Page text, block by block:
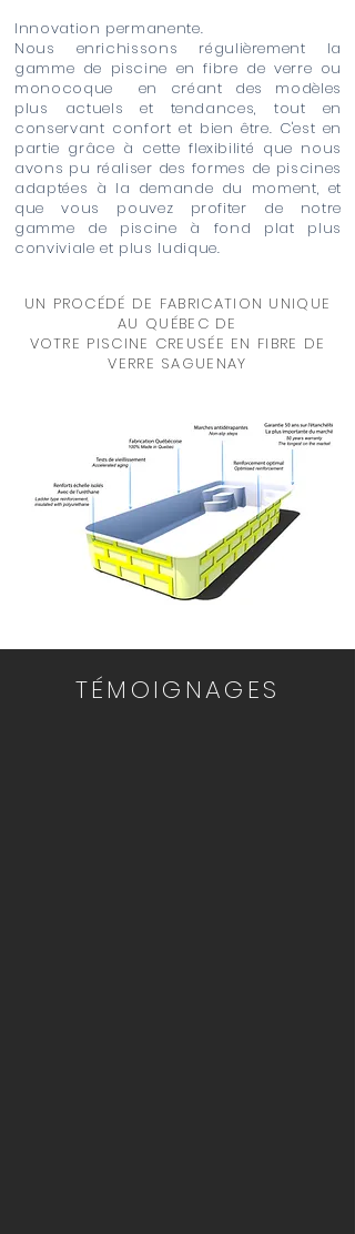
Innovation permanente.
Nous enrichissons régulièrement la
gamme de piscine en fibre de verre ou
monocoque en créant des modèles
plus actuels et tendances, tout en
conservant confort et bien être. C'est en
partie grâce à cette flexibilité que nous
avons pu réaliser des formes de piscines
adaptées à la demande du moment, et
que vous pouvez profiter de notre
gamme de piscine à fond plat plus
conviviale et plus ludique.
UN PROCÉDÉ DE FABRICATION UNIQUE
AU QUÉBEC DE
VOTRE PISCINE CREUSÉE EN FIBRE DE
VERRE SAGUENAY
TÉMOIGNAGES